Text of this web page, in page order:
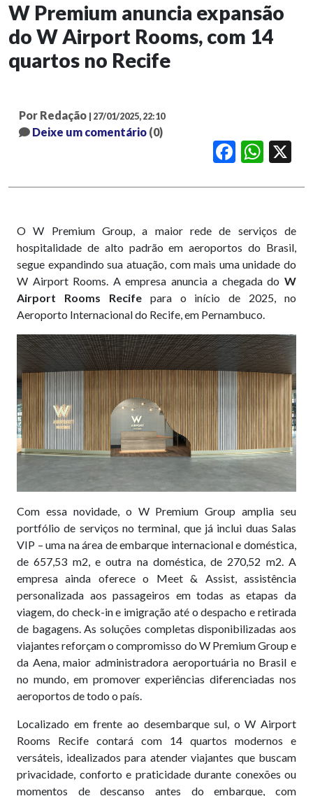
W Premium anuncia expansão
do W Airport Rooms, com 14
quartos no Recife
Por Redação | 27/01/2025, 22:10
Deixe um comentário (0)
FacebookWhatsApp
O W Premium Group, a maior rede de serviços de
hospitalidade de alto padrão em aeroportos do Brasil,
segue expandindo sua atuação, com mais uma unidade do
W Airport Rooms. A empresa anuncia a chegada do W
Airport Rooms Recifepara o início de 2025, no
Aeroporto Internacional do Recife, em Pernambuco.
Com essa novidade, o W Premium Group amplia seu
portfólio de serviços no terminal, que já inclui duas Salas
VIP – uma na área de embarque internacional e doméstica,
de 657,53 m2, e outra na doméstica, de 270,52 m2. A
empresa ainda oferece o Meet & Assist, assistência
personalizada aos passageiros em todas as etapas da
viagem, do check-in e imigração até o despacho e retirada
de bagagens. As soluções completas disponibilizadas aos
viajantes reforçam o compromisso do W Premium Group e
da Aena, maior administradora aeroportuária no Brasil e
no mundo, em promover experiências diferenciadas nos
aeroportos de todo o país.
Localizado em frente ao desembarque sul, o W Airport
Rooms Recife contará com 14 quartos modernos e
versáteis, idealizados para atender viajantes que buscam
privacidade, conforto e praticidade durante conexões ou
momentos de descanso antes do embarque, com